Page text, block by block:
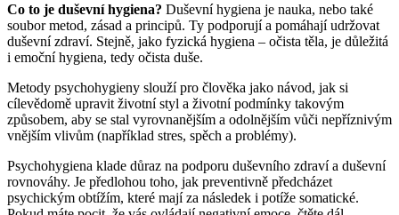
Co to je duševní hygiena? Duševní hygiena je nauka, nebo také
soubor metod, zásad a principů. Ty podporují a pomáhají udržovat
duševní zdraví. Stejně, jako fyzická hygiena – očista těla, je důležitá
i emoční hygiena, tedy očista duše.
Metody psychohygieny slouží pro člověka jako návod, jak si
cílevědomě upravit životní styl a životní podmínky takovým
způsobem, aby se stal vyrovnanějším a odolnějším vůči nepříznivým
vnějším vlivům (například stres, spěch a problémy).
Psychohygiena klade důraz na podporu duševního zdraví a duševní
rovnováhy. Je předlohou toho, jak preventivně předcházet
psychickým obtížím, které mají za následek i potíže somatické.